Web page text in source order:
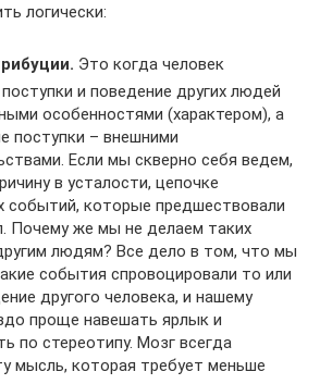
логически:
Это когда человек
и поведение других людей
особенностями (характером), а
поступки – внешними
Если мы скверно себя ведем,
в усталости, цепочке
событий, которые предшествовали
Почему же мы не делаем таких
людям? Все дело в том, что мы
события спровоцировали то или
другого человека, и нашему
проще навешать ярлык и
по стереотипу. Мозг всегда
мысль, которая требует меньше